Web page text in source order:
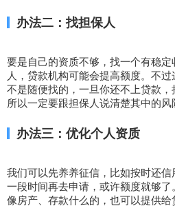
办法二：找担保人
要是自己的资质不够，找一个有稳
人，贷款机构可能会提高额度。不
不是随便找的，一旦你还不上贷款，
所以一定要跟担保人说清楚其中的风
办法三：优化个人资质
我们可以先养养征信，比如按时还
一段时间再去申请，或许额度就够了
像房产、存款什么的，也可以提供